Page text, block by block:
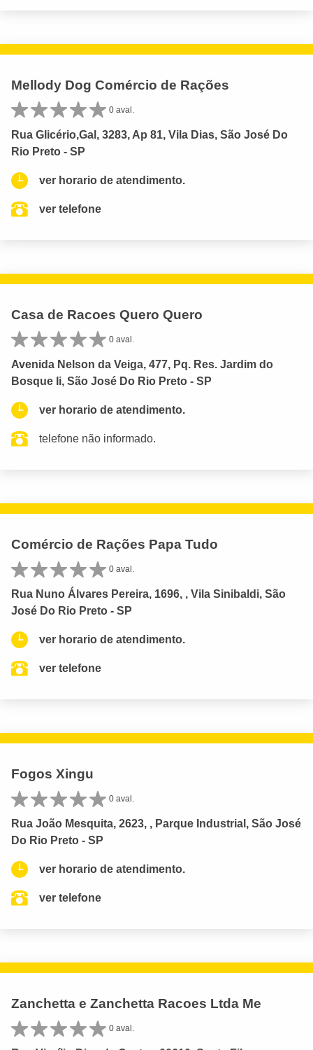
Mellody Dog Comércio de Rações
0 aval.
Rua Glicério,Gal, 3283, Ap 81, Vila Dias, São José Do
Rio Preto - SP
ver horario de atendimento.
ver telefone
Casa de Racoes Quero Quero
0 aval.
Avenida Nelson da Veiga, 477, Pq. Res. Jardim do
Bosque Ii, São José Do Rio Preto - SP
ver horario de atendimento.
telefone não informado.
Comércio de Rações Papa Tudo
0 aval.
Rua Nuno Álvares Pereira, 1696, , Vila Sinibaldi, São
José Do Rio Preto - SP
ver horario de atendimento.
ver telefone
Fogos Xingu
0 aval.
Rua João Mesquita, 2623, , Parque Industrial, São José
Do Rio Preto - SP
ver horario de atendimento.
ver telefone
Zanchetta e Zanchetta Racoes Ltda Me
0 aval.